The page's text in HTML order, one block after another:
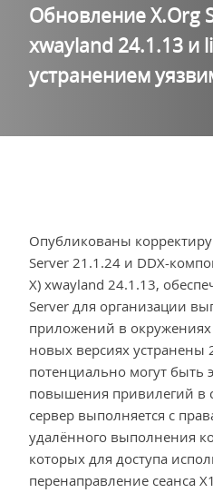
Обновление X.Org
xwayland 24.1.13 и
устранением
Опубликованы
Server 21.1.24 и DDX-
X) xwayland 24.1.13,
Server для организации
приложений в окружениях
новых версиях устранены
потенциально могут быть
повышения привилегий в
сервер выполняется с
удалённого выполнения
которых для доступа
перенаправление сеанса